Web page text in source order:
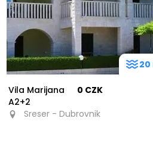
Vila Marijana
A2+2
0 CZK
Sreser - Dubrovnik
20